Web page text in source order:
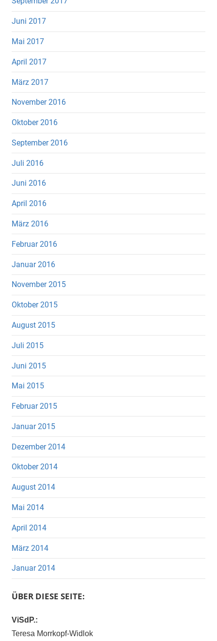
Juni 2017
Mai 2017
April 2017
März 2017
November 2016
Oktober 2016
September 2016
Juli 2016
Juni 2016
April 2016
März 2016
Februar 2016
Januar 2016
November 2015
Oktober 2015
August 2015
Juli 2015
Juni 2015
Mai 2015
Februar 2015
Januar 2015
Dezember 2014
Oktober 2014
August 2014
Mai 2014
April 2014
März 2014
Januar 2014
ÜBER DIESE SEITE:
ViSdP.:
Teresa Morrkopf-Widlok